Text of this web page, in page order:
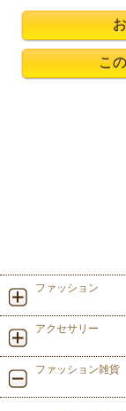
ファッション
アクセサリー
ファッション雑貨